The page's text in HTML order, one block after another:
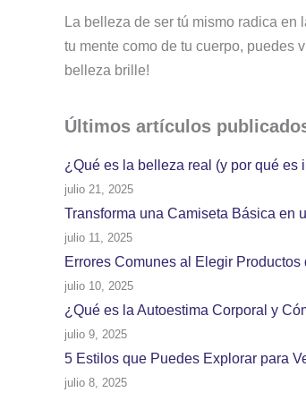
La belleza de ser tú mismo radica
tu mente como de tu cuerpo, puedes
belleza brille!
Últimos artículos
¿Qué es la belleza real (y por qué es
julio 21, 2025
Transforma una Camiseta Básica en
julio 11, 2025
Errores Comunes al Elegir
julio 10, 2025
¿Qué es la Autoestima Corporal y
julio 9, 2025
5 Estilos que Puedes Explorar para
julio 8, 2025